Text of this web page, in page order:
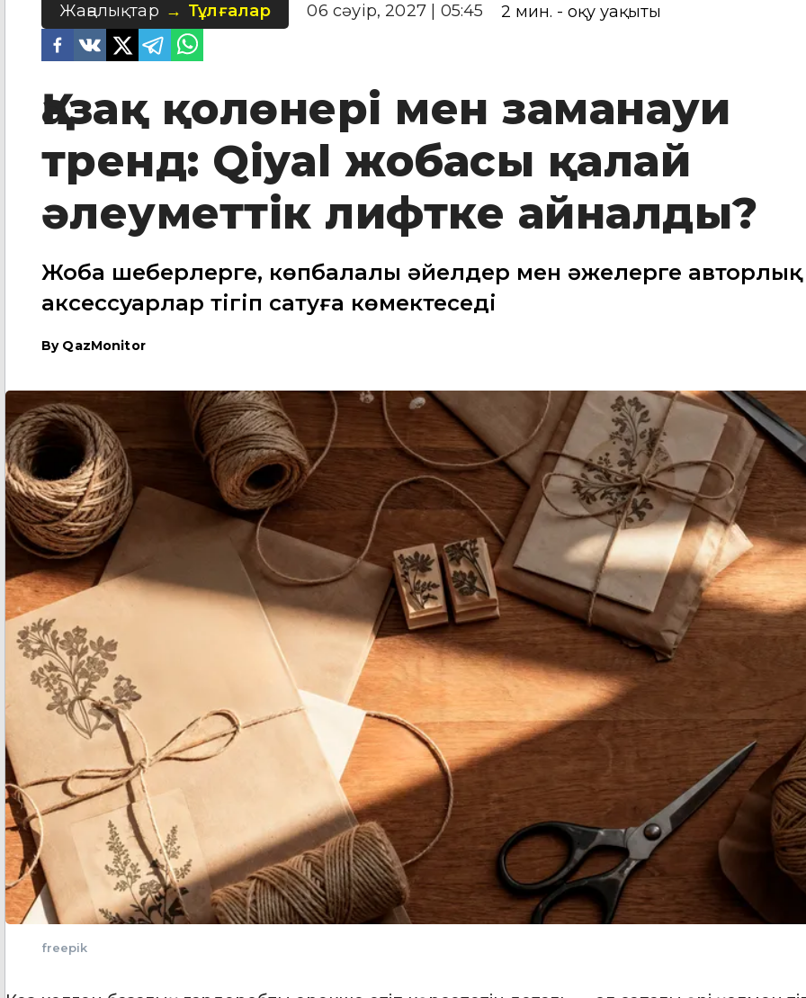
Жаңалықтар Тұлғалар 06 сәуір, 2027 | 05:45 2 мин. - оқу уақыты
Қазақ қолөнері мен заманауи
тренд: Qiyal жобасы қалай
әлеуметтік лифтке айналды?
Жоба шеберлерге, көпбалалы әйелдер мен әжелерге авторлық
аксессуарлар тігіп сатуға көмектеседі
By QazMonitor
freepik